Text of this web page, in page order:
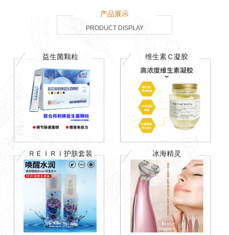
PRODUCT DISPLAY
产品展示
益生菌颗粒 维生素Ｃ凝胶
ＲＥＩＲＩ护肤套装 冰海精灵